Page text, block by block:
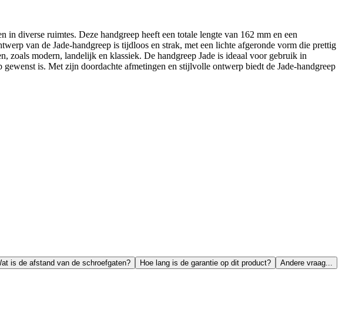
diverse ruimtes. Deze handgreep heeft een totale lengte van 162 mm en een
van de Jade-handgreep is tijdloos en strak, met een lichte afgeronde vorm die prettig
zoals modern, landelijk en klassiek. De handgreep Jade is ideaal voor gebruik in
is. Met zijn doordachte afmetingen en stijlvolle ontwerp biedt de Jade-handgreep
is de afstand van de schroefgaten? Hoe lang is de garantie op dit product? Andere vraag...